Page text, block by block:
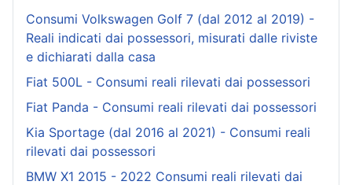
Consumi Volkswagen Golf 7 (dal 2012 al 2019) -
Reali indicati dai possessori, misurati dalle riviste
e dichiarati dalla casa
Fiat 500L - Consumi reali rilevati dai possessori
Fiat Panda - Consumi reali rilevati dai possessori
Kia Sportage (dal 2016 al 2021) - Consumi reali
rilevati dai possessori
BMW X1 2015 - 2022 Consumi reali rilevati dai